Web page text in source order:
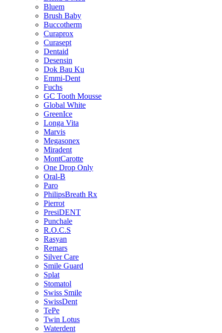
Bluem
Brush Baby
Buccotherm
Curaprox
Curasept
Dentaid
Desensin
Dok Bau Ku
Emmi-Dent
Fuchs
GC Tooth Mousse
Global White
GreenIce
Longa Vita
Marvis
Megasonex
Miradent
MontCarotte
One Drop Only
Oral-B
Paro
PhilipsBreath Rx
Pierrot
PresiDENT
Punchale
R.O.C.S
Rasyan
Remars
Silver Care
Smile Guard
Splat
Stomatol
Swiss Smile
SwissDent
TePe
Twin Lotus
Waterdent